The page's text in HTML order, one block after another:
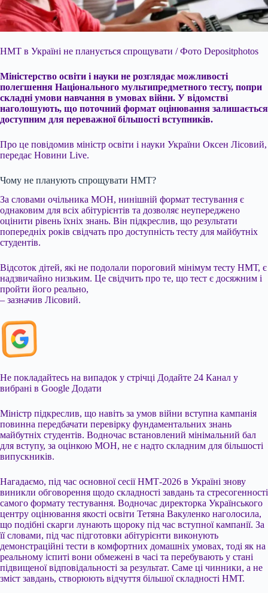
НМТ в Україні не планується спрощувати / Фото Depositphotos
Міністерство освіти і науки не розглядає можливості
полегшення Національного мультипредметного тесту, попри
складні умови навчання в умовах війни. У відомстві
наголошують, що поточний формат оцінювання залишається
доступним для переважної більшості вступників.
Про це повідомив міністр освіти і науки України Оксен Лісовий,
передає Новини Live.
Чому не планують спрощувати НМТ?
За словами очільника МОН, нинішній формат тестування є
однаковим для всіх абітурієнтів та дозволяє неупереджено
оцінити рівень їхніх знань. Він підкреслив, що результати
попередніх років свідчать про доступність тесту для майбутніх
студентів.
Відсоток дітей, які не подолали пороговий мінімум тесту НМТ, є
надзвичайно низьким. Це свідчить про те, що тест є досяжним і
пройти його реально,
– зазначив Лісовий.
Не покладайтесь на випадок у стрічці Додайте 24 Канал у
вибрані в Google Додати
Міністр підкреслив, що навіть за умов війни вступна кампанія
повинна передбачати перевірку фундаментальних знань
майбутніх студентів. Водночас встановлений мінімальний бал
для вступу, за оцінкою МОН, не є надто складним для більшості
випускників.
Нагадаємо, під час основної сесії НМТ-2026 в Україні знову
виникли обговорення щодо складності завдань та стресогенності
самого формату тестування. Водночас директорка Українського
центру оцінювання якості освіти Тетяна Вакуленко наголосила,
що подібні скарги лунають щороку під час вступної кампанії. За
її словами, під час підготовки абітурієнти виконують
демонстраційні тести в комфортних домашніх умовах, тоді як на
реальному іспиті вони обмежені в часі та перебувають у стані
підвищеної відповідальності за результат. Саме ці чинники, а не
зміст завдань, створюють відчуття більшої складності НМТ.